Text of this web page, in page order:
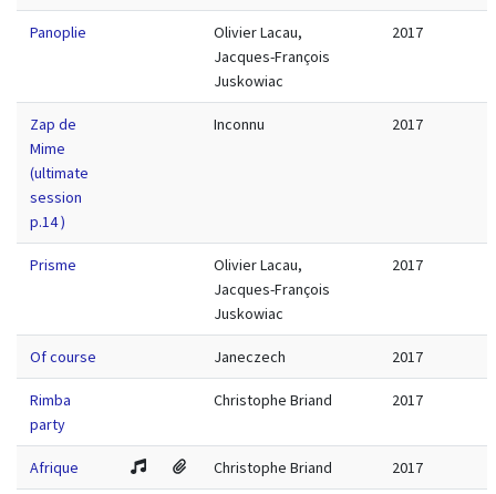
Panoplie
Olivier Lacau,
Jacques-François
Juskowiac
2017
Zap de
Mime
(ultimate
session
p.14 )
Inconnu 2017
Prisme
Olivier Lacau,
Jacques-François
Juskowiac
2017
Of course Janeczech 2017
Rimba
party
Christophe Briand 2017
Afrique Christophe Briand 2017